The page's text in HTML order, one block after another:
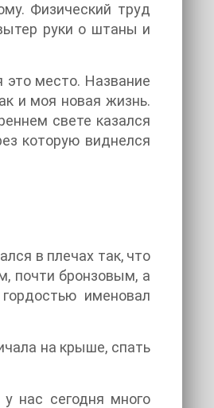
Физический труд
руки о штаны и
это место. Название
и моя новая жизнь.
свете казался
которую виднелся
в плечах так, что
почти бронзовым, а
именовал
на крыше, спать
нас сегодня много